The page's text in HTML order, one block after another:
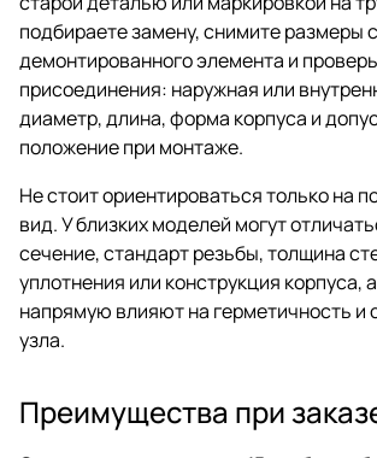
подбираете замену, снимите размеры с
демонтированного элемента и
присоединения: наружная или
диаметр, длина, форма корпуса и
положение при монтаже.
Не стоит ориентироваться только на
вид. У близких моделей могут
сечение, стандарт резьбы, толщина
уплотнения или конструкция корпуса,
напрямую влияют на герметичность и
узла.
Преимущества при